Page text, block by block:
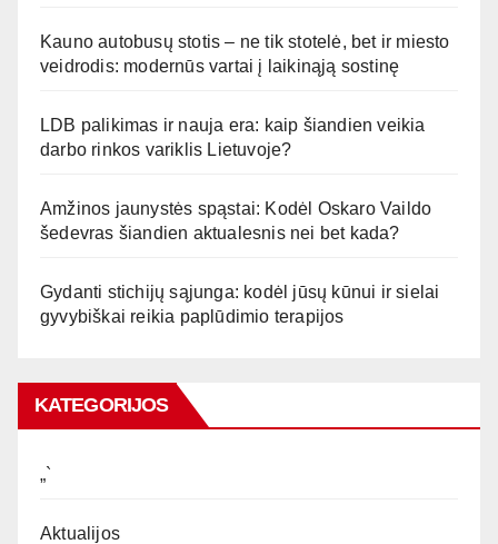
Kauno autobusų stotis – ne tik stotelė, bet ir miesto
veidrodis: modernūs vartai į laikinąją sostinę
LDB palikimas ir nauja era: kaip šiandien veikia
darbo rinkos variklis Lietuvoje?
Amžinos jaunystės spąstai: Kodėl Oskaro Vaildo
šedevras šiandien aktualesnis nei bet kada?
Gydanti stichijų sąjunga: kodėl jūsų kūnui ir sielai
gyvybiškai reikia paplūdimio terapijos
KATEGORIJOS
„`
Aktualijos